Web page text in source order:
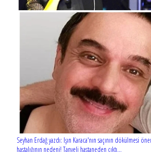
Seyhan Erdağ yazdı: Işın Karaca'nın saçının dökülmesi
hastalığının nedeni! Tanyeli hastaneden çıktı...